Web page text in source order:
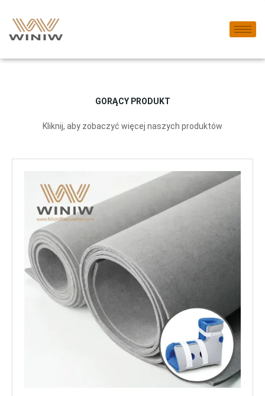
GORĄCY PRODUKT
Kliknij, aby zobaczyć więcej naszych produktów